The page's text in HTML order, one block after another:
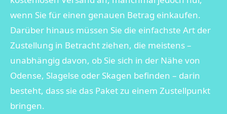
wenn Sie für einen genauen Betrag einkaufen.
Darüber hinaus müssen Sie die einfachste Art der
Zustellung in Betracht ziehen, die meistens –
unabhängig davon, ob Sie sich in der Nähe von
Odense, Slagelse oder Skagen befinden – darin
besteht, dass sie das Paket zu einem Zustellpunkt
bringen.